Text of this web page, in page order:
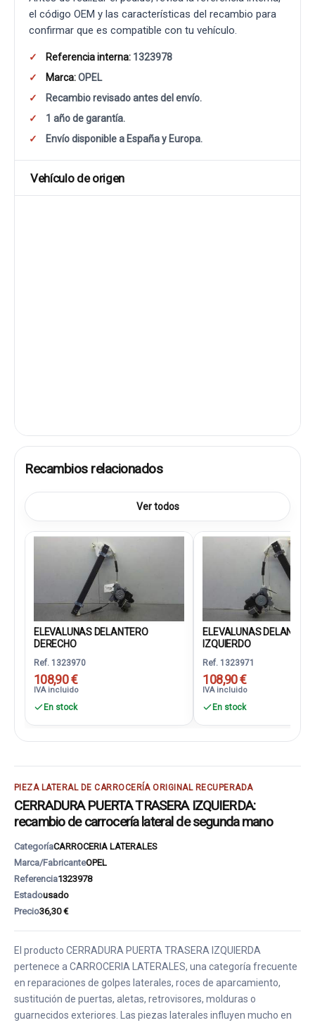
el código OEM y las características del recambio para
confirmar que es compatible con tu vehículo.
Referencia interna: 1323978
Marca:OPEL
Recambio revisado antes del envío.
1 año de garantía.
Envío disponible a España y Europa.
Vehículo de origen
Recambios relacionados
Ver todos
ELEVALUNAS DELANTERO
DERECHO
Ref. 1323970
108,90 €
IVA incluido
En stock
ELEVALUNAS
IZQUIERDO
Ref. 1323971
108,90 €
IVA incluido
En stock
PIEZA LATERAL DE CARROCERÍA ORIGINAL RECUPERADA
CERRADURA PUERTA TRASERA IZQUIERDA:
recambio de carrocería lateral de segunda mano
CategoríaCARROCERIA LATERALES
Marca/FabricanteOPEL
Referencia1323978
Estadousado
Precio36,30 €
El producto CERRADURA PUERTA TRASERA IZQUIERDA
pertenece a CARROCERIA LATERALES, una categoría frecuente
en reparaciones de golpes laterales, roces de aparcamiento,
sustitución de puertas, aletas, retrovisores, molduras o
guarnecidos exteriores. Las piezas laterales influyen mucho en